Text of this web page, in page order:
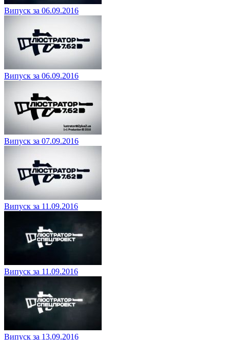
Випуск за 06.09.2016
Випуск за 06.09.2016
Випуск за 07.09.2016
Випуск за 11.09.2016
Випуск за 11.09.2016
Випуск за 13.09.2016